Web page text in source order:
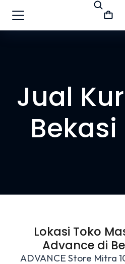
Jual
Lokasi Toko
Advance di
ADVANCE Store Mitra